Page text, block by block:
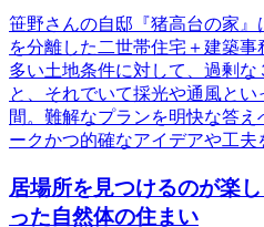
笹野さんの自邸『猪高台の家
を分離した二世帯住宅＋建築
多い土地条件に対して、過剰な
と、それでいて採光や通風と
間。難解なプランを明快な答
ークかつ的確なアイデアや工夫
居場所を見つけるのが楽
った自然体の住まい